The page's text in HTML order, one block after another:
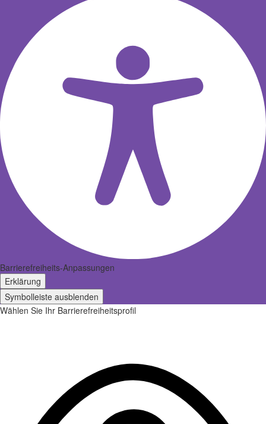
Barrierefreiheits-Anpassungen
Erklärung
Symbolleiste ausblenden
Wählen Sie Ihr Barrierefreiheitsprofil